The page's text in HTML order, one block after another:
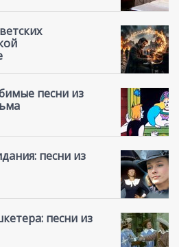
песни из
песни из
песни из